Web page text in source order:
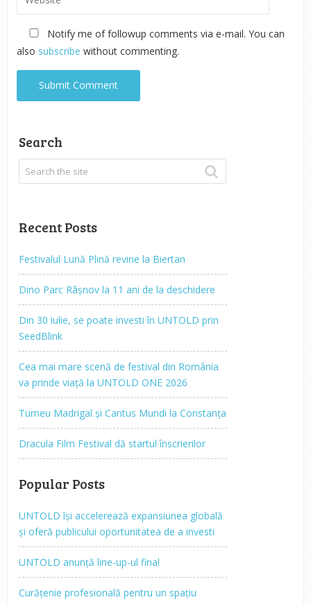
Notify me of followup comments via e-mail. You can
also subscribe without commenting.
Search
Recent Posts
Festivalul Lună Plină revine la Biertan
Dino Parc Râșnov la 11 ani de la deschidere
Din 30 iulie, se poate investi în UNTOLD prin
SeedBlink
Cea mai mare scenă de festival din România
va prinde viață la UNTOLD ONE 2026
Turneu Madrigal și Cantus Mundi la Constanța
Dracula Film Festival dă startul înscrierilor
Popular Posts
UNTOLD își accelerează expansiunea globală
și oferă publicului oportunitatea de a investi
UNTOLD anunță line-up-ul final
Curățenie profesională pentru un spațiu